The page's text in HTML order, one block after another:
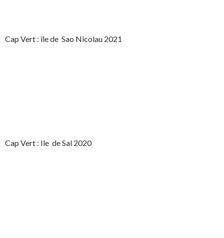
Cap Vert : île de Sao Nicolau 2021
Cap Vert : Ile de Sal 2020